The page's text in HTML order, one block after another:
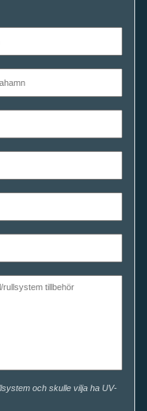
och skulle vilja ha UV-